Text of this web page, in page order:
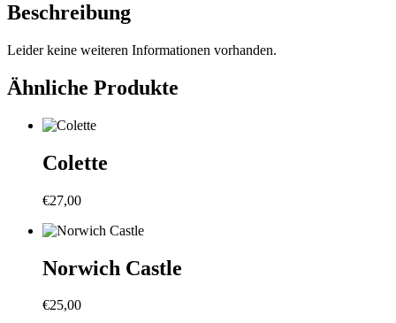
Beschreibung
Leider keine weiteren Informationen vorhanden.
Ähnliche Produkte
Colette
€27,00
Norwich Castle
€25,00